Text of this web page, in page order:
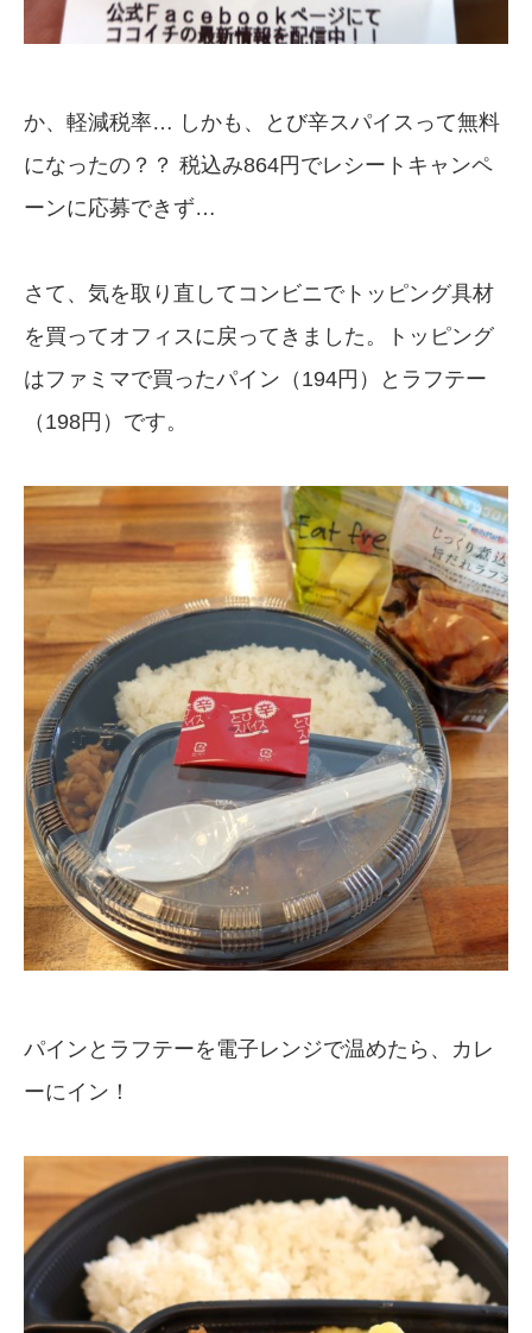
か、軽減税率… しかも、とび辛スパイスって無料
になったの？？ 税込み864円でレシートキャンペ
ーンに応募できず…
さて、気を取り直してコンビニでトッピング具材
を買ってオフィスに戻ってきました。トッピング
はファミマで買ったパイン（194円）とラフテー
（198円）です。
パインとラフテーを電子レンジで温めたら、カレ
ーにイン！